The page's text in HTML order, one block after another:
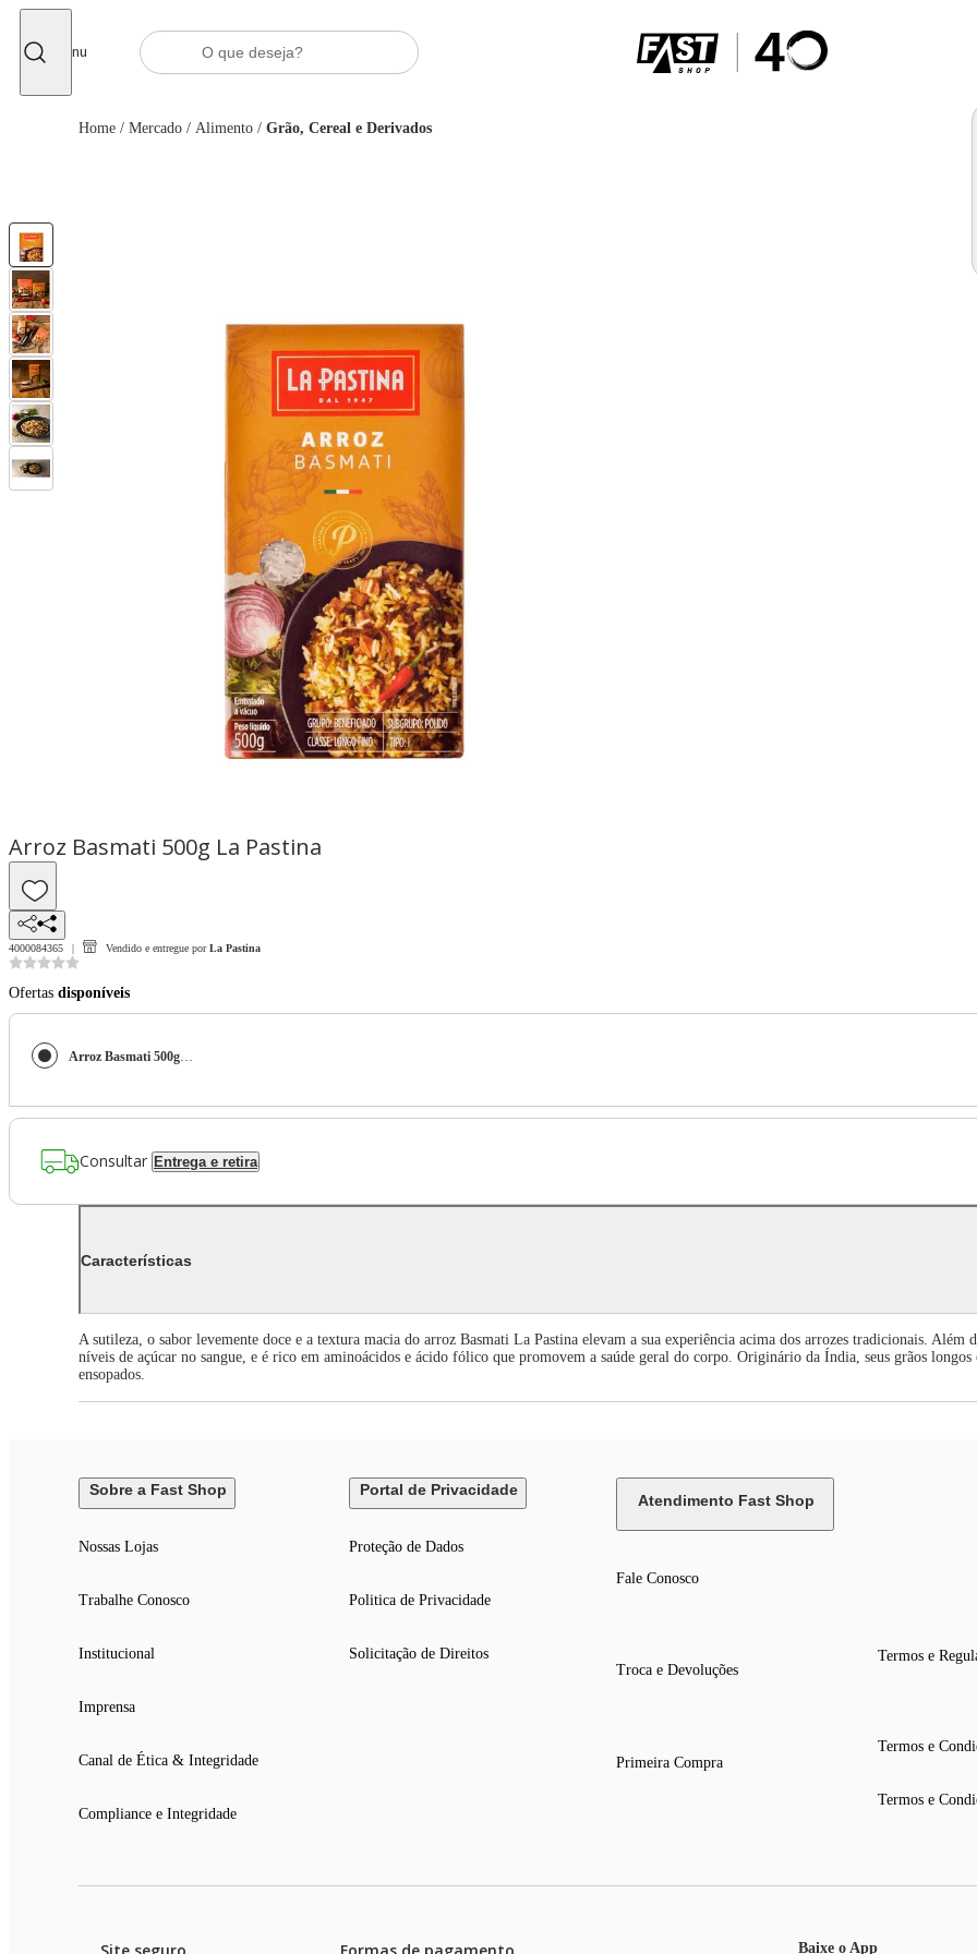
Menu
Home / Mercado / Alimento / Grão, Cereal e Derivados
Arroz Basmati 500g La Pastina
4000084365 Vendido e entregue por La Pastina
Ofertas disponíveis
Arroz Basmati 500g La Pastina
Consultar Entrega e retira
Características
A sutileza, o sabor levemente doce e a textura macia do arroz Basmati La Pastina elevam a sua experiência acima dos arrozes tradicionais.
níveis de açúcar no sangue, e é rico em aminoácidos e ácido fólico que promovem a saúde geral do corpo. Originário da Índia, seus grãos
ensopados.
Sobre a Fast Shop
Nossas Lojas
Trabalhe Conosco
Institucional
Imprensa
Canal de Ética & Integridade
Compliance e Integridade
Portal de Privacidade
Proteção de Dados
Politica de Privacidade
Solicitação de Direitos
Atendimento Fast Shop
Fale Conosco
Troca e Devoluções
Primeira Compra
Termos e
Termos e
Termos e
Baixe o App